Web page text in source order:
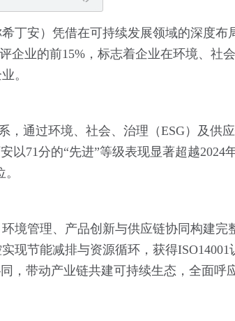
丁安）凭借在可持续发展领域的深度布
企业的前15%，标志着企业在环境、社
。
，通过环境、社会、治理（ESG）及供
71分的“先进”等级表现显著超越2024
境管理、产品创新与供应链协同构建完
现节能减排与资源循环，获得ISO14001
，带动产业链共建可持续生态，全面呼